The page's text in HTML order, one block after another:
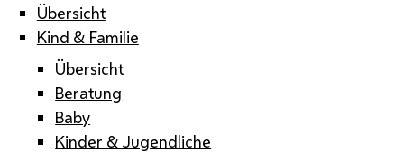
Übersicht
Kind & Familie
Übersicht
Beratung
Baby
Kinder & Jugendliche